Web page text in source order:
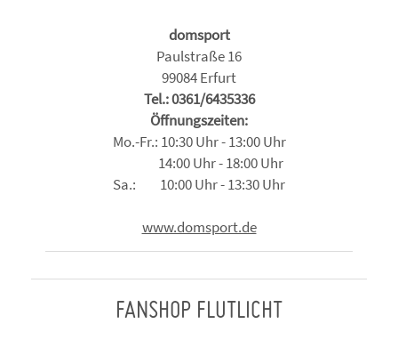
domsport
Paulstraße 16
99084 Erfurt
Tel.: 0361/6435336
Öffnungszeiten:
Mo.-Fr.: 10:30 Uhr - 13:00 Uhr
14:00 Uhr - 18:00 Uhr
Sa.: 10:00 Uhr - 13:30 Uhr
www.domsport.de
FANSHOP FLUTLICHT